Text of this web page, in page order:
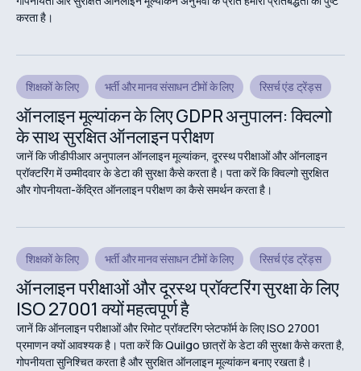
करता है।
शिक्षकों के लिए भर्ती और मानव संसाधन टीमों के लिए रिसर्च एंड ट्रेंड्स
ऑनलाइन मूल्यांकन के लिए GDPR अनुपालन: क्विल्गो
के साथ सुरक्षित ऑनलाइन परीक्षण
जानें कि जीडीपीआर अनुपालन ऑनलाइन मूल्यांकन, दूरस्थ परीक्षाओं और ऑनलाइन
प्रॉक्टरिंग में उम्मीदवार के डेटा की सुरक्षा कैसे करता है। पता करें कि क्विल्गो सुरक्षित
और गोपनीयता-केंद्रित ऑनलाइन परीक्षण का कैसे समर्थन करता है।
शिक्षकों के लिए भर्ती और मानव संसाधन टीमों के लिए रिसर्च एंड ट्रेंड्स
ऑनलाइन परीक्षाओं और दूरस्थ प्रॉक्टरिंग सुरक्षा के लिए
ISO 27001 क्यों महत्वपूर्ण है
जानें कि ऑनलाइन परीक्षाओं और रिमोट प्रॉक्टरिंग प्लेटफॉर्म के लिए ISO 27001
प्रमाणन क्यों आवश्यक है। पता करें कि Quilgo छात्रों के डेटा की सुरक्षा कैसे करता है,
गोपनीयता सुनिश्चित करता है और सुरक्षित ऑनलाइन मूल्यांकन बनाए रखता है।